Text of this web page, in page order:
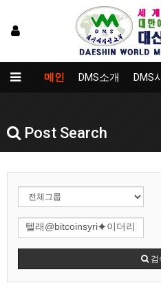
메인 DMS소개 DMS
Post Search
검